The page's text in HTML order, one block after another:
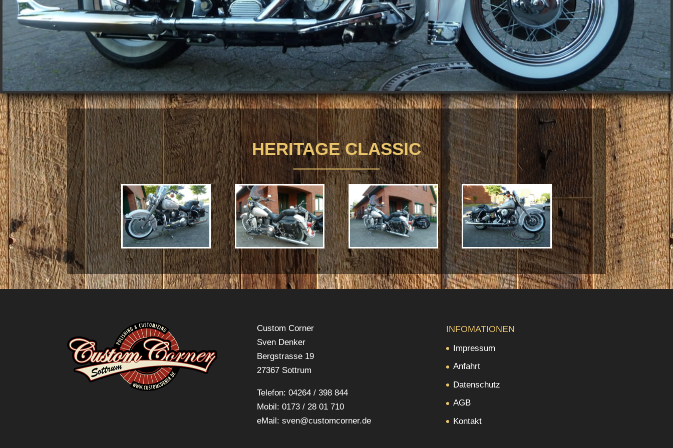
HERITAGE CLASSIC
Custom Corner
Sven Denker
Bergstrasse 19
27367 Sottrum
Telefon: 04264 / 398 844
Mobil: 0173 / 28 01 710
eMail: sven@customcorner.de
INFOMATIONEN
Impressum
Anfahrt
Datenschutz
AGB
Kontakt